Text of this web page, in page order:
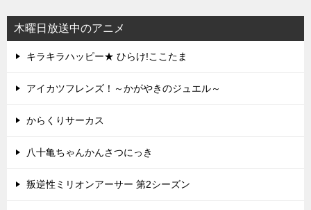
木曜日放送中のアニメ
キラキラハッピー★ ひらけ!ここたま
アイカツフレンズ！～かがやきのジュエル～
からくりサーカス
八十亀ちゃんかんさつにっき
叛逆性ミリオンアーサー 第2シーズン